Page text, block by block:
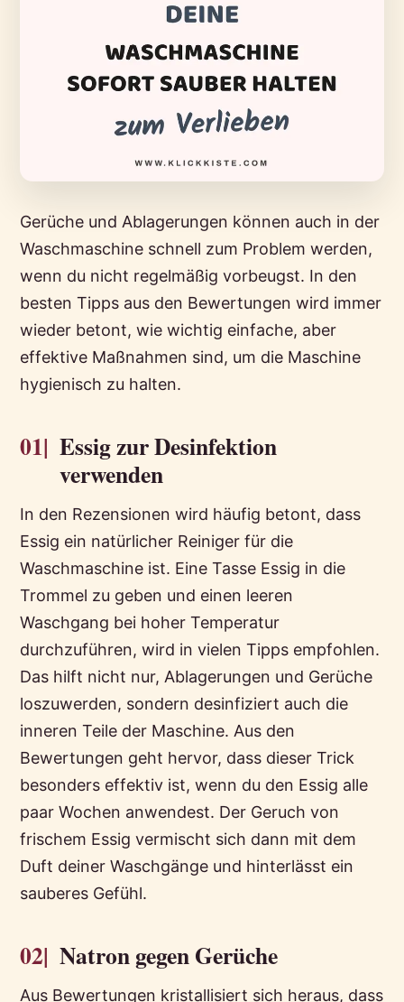
Gerüche und Ablagerungen können auch in der
Waschmaschine schnell zum Problem werden,
wenn du nicht regelmäßig vorbeugst. In den
besten Tipps aus den Bewertungen wird immer
wieder betont, wie wichtig einfache, aber
effektive Maßnahmen sind, um die Maschine
hygienisch zu halten.
01| Essig zur Desinfektion
verwenden
In den Rezensionen wird häufig betont, dass
Essig ein natürlicher Reiniger für die
Waschmaschine ist. Eine Tasse Essig in die
Trommel zu geben und einen leeren
Waschgang bei hoher Temperatur
durchzuführen, wird in vielen Tipps empfohlen.
Das hilft nicht nur, Ablagerungen und Gerüche
loszuwerden, sondern desinfiziert auch die
inneren Teile der Maschine. Aus den
Bewertungen geht hervor, dass dieser Trick
besonders effektiv ist, wenn du den Essig alle
paar Wochen anwendest. Der Geruch von
frischem Essig vermischt sich dann mit dem
Duft deiner Waschgänge und hinterlässt ein
sauberes Gefühl.
02| Natron gegen Gerüche
Aus Bewertungen kristallisiert sich heraus, dass